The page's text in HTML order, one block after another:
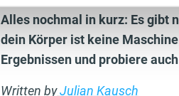
Alles nochmal in kurz: Es gibt
dein Körper ist keine
Ergebnissen und probiere
Written byJulian Kausch